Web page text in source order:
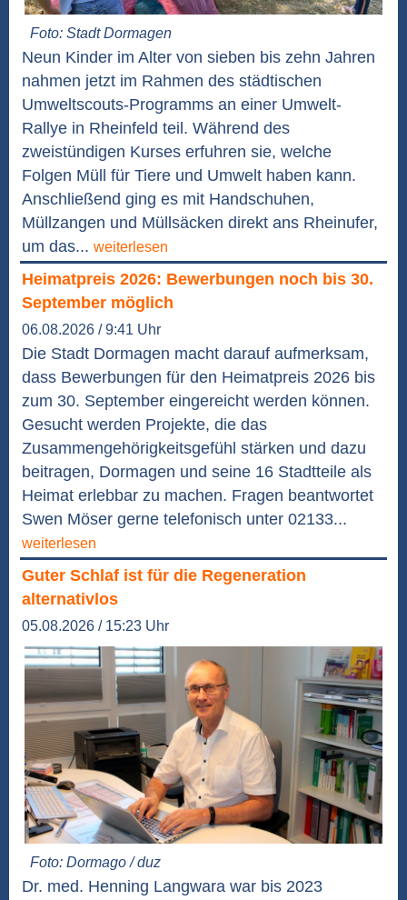
Foto: Stadt Dormagen
Neun Kinder im Alter von sieben bis zehn Jahren
nahmen jetzt im Rahmen des städtischen
Umweltscouts-Programms an einer Umwelt-
Rallye in Rheinfeld teil. Während des
zweistündigen Kurses erfuhren sie, welche
Folgen Müll für Tiere und Umwelt haben kann.
Anschließend ging es mit Handschuhen,
Müllzangen und Müllsäcken direkt ans Rheinufer,
um das... weiterlesen
Heimatpreis 2026: Bewerbungen noch bis 30.
September möglich
06.08.2026 / 9:41 Uhr
Die Stadt Dormagen macht darauf aufmerksam,
dass Bewerbungen für den Heimatpreis 2026 bis
zum 30. September eingereicht werden können.
Gesucht werden Projekte, die das
Zusammengehörigkeitsgefühl stärken und dazu
beitragen, Dormagen und seine 16 Stadtteile als
Heimat erlebbar zu machen. Fragen beantwortet
Swen Möser gerne telefonisch unter 02133...
weiterlesen
Guter Schlaf ist für die Regeneration
alternativlos
05.08.2026 / 15:23 Uhr
Foto: Dormago / duz
Dr. med. Henning Langwara war bis 2023